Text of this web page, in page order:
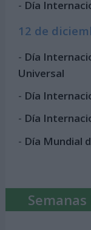
- Día
12 de
- Día
Universal
- Día
- Día
- Día Mundial